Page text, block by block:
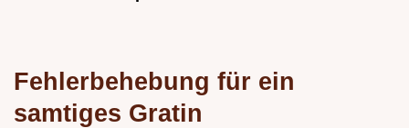
Fehlerbehebung für ein
samtiges Gratin